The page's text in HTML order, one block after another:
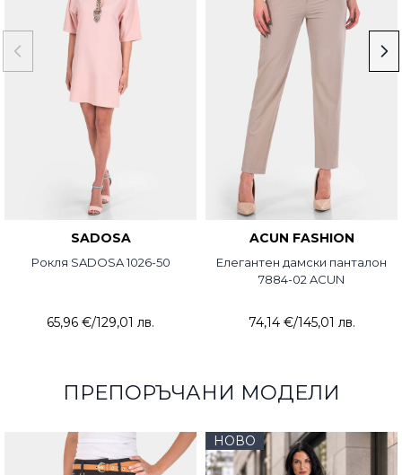
SADOSA
Рокля SADOSA 1026-50
65,96 €/129,01 лв.
ACUN FASHION
Елегантен дамски панталон
7884-02 ACUN
74,14 €/145,01 лв.
ПРЕПОРЪЧАНИ МОДЕЛИ
НОВО